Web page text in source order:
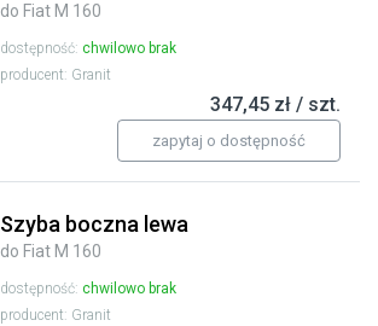
do Fiat M 160
dostępność: chwilowo brak
producent: Granit
347,45 zł / szt.
zapytaj o dostępność
Szyba boczna lewa
do Fiat M 160
dostępność: chwilowo brak
producent: Granit